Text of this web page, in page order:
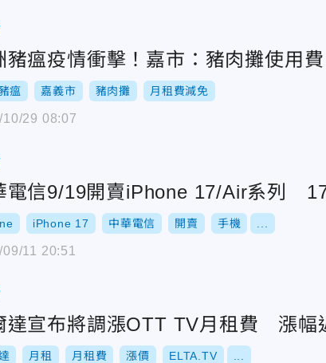
豬瘟疫情衝擊！嘉市：豬肉攤使用費
瘟 嘉義市 豬肉攤 月租費減免
10/29 08:07
電信9/19開賣iPhone 17/Air系列
iPhone 17 中華電信 開賣 手機
11 20:51
達宣布將調漲OTT TV月租費 漲幅
月租 月租費 漲價 ELTA.TV